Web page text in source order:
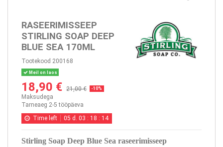
RASEERIMISSEEP
STIRLING SOAP DEEP
BLUE SEA 170ML
Tootekood 200168
Meil on laos
18,90 € 21,00 € -10%
Maksudega
Tarneaeg 2-5 tööpäeva
Time left
05 d. 03 : 18 : 14
Stirling Soap Deep Blue Sea raseerimisseep